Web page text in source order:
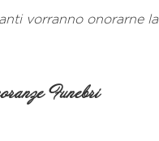
vorranno onorarne la
Funebri